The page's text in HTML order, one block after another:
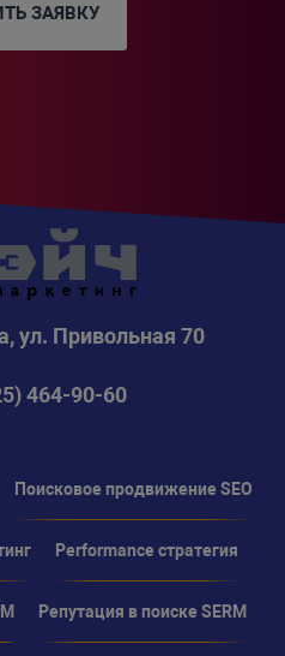
ЗАЯВКУ
ул. Привольная 70
464-90-60
Поисковое продвижение SEO
Performance стратегия
Репутация в поиске SERM